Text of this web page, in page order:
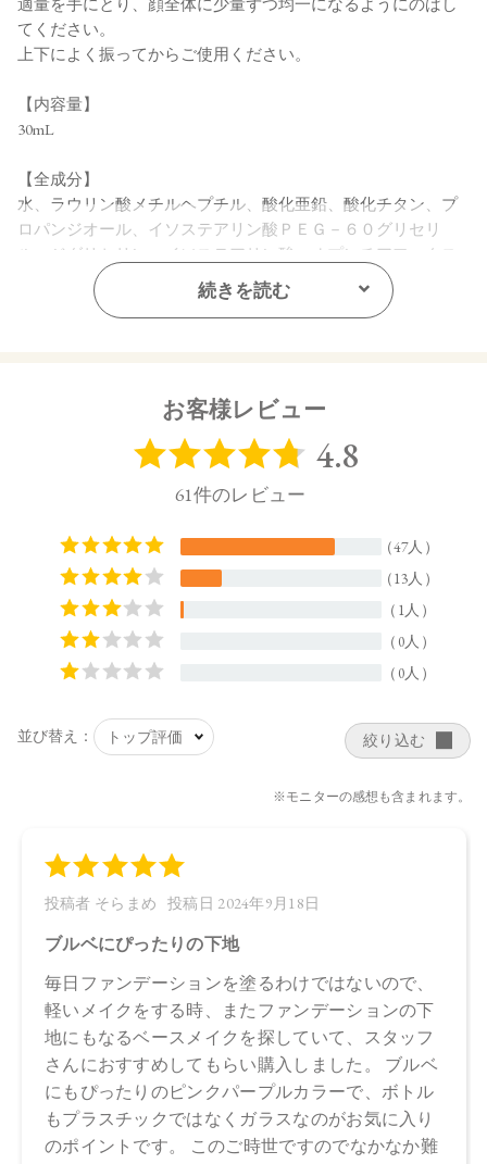
てください。
上下によく振ってからご使用ください。
【内容量】
30mL
【全成分】
水、ラウリン酸メチルヘプチル、酸化亜鉛、酸化チタン、プ
ロパンジオール、イソステアリン酸ＰＥＧ－６０グリセリ
ル、ジグリセリン、イソステアリン酸、オプンチアフィクス
インジカ種子油、ヒマワリ種子油、ローズマリー葉エキス、
ラベンダー花エキス、ゼニアオイ花エキス、アカツメクサ花
ン花油、スクワラン、トコフェロール、水酸化Ａｌ、ポリヒ
グルタミン酸ジ（フィトステリル／オクチルドデシル）、
リンＮａ）コポリマー、エチルヘキシルグリセリン、フェノ
ソステアリン酸ソルビタン、ＢＧ、エタノール、デキストラ
ン、アセチルテトラペプチド－３、マイカ、タルク、酸化鉄
【原産国】
店舗でお問い合わせの際には、下記品番をお伝え下さい。
4570106726198
Biople 2023/9/7
Make↗Kitchen 2023/9/7
※店舗での取り扱いや詳しい在庫状況につきましては、各店
※発売日は予告なく変更する可能性がございます。予めご了
承ください。
※通常はご注文より１～３営業日での発送となります。
商品によっては、お届けまで１～２週間かかる場合がござい
ますので予めご了承ください。
●パッケージはリニューアル等の理由により、写真と異なる場
合がございます。
続きを読む
お客様レビュー